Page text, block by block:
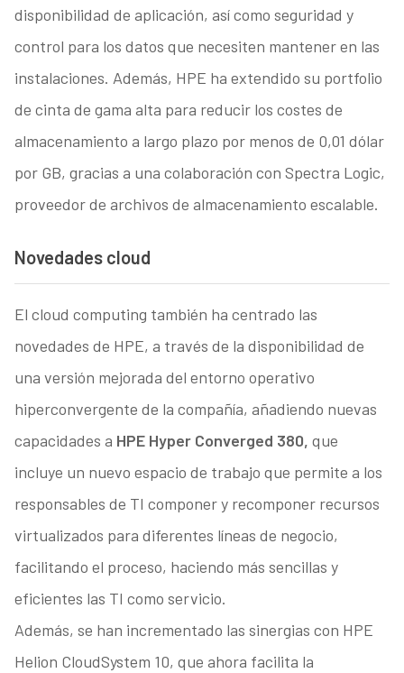
disponibilidad de aplicación, así como seguridad y
control para los datos que necesiten mantener en las
instalaciones. Además, HPE ha extendido su portfolio
de cinta de gama alta para reducir los costes de
almacenamiento a largo plazo por menos de 0,01 dólar
por GB, gracias a una colaboración con Spectra Logic,
proveedor de archivos de almacenamiento escalable.
Novedades cloud
El cloud computing también ha centrado las
novedades de HPE, a través de la disponibilidad de
una versión mejorada del entorno operativo
hiperconvergente de la compañía, añadiendo nuevas
capacidades a HPE Hyper Converged 380, que
incluye un nuevo espacio de trabajo que permite a los
responsables de TI componer y recomponer recursos
virtualizados para diferentes líneas de negocio,
facilitando el proceso, haciendo más sencillas y
eficientes las TI como servicio.
Además, se han incrementado las sinergias con HPE
Helion CloudSystem 10, que ahora facilita la